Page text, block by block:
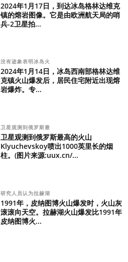
2024年1月17日，到达冰岛格林达维克
镇的熔岩图像。它是由欧洲航天局的哨
兵-2卫星拍...
没有迹象表明冰岛火
2024年1月14日，冰岛西南部格林达维
克镇火山爆发后，居民住宅附近出现熔
岩爆炸。专...
卫星观测到俄罗斯最
卫星观测到俄罗斯最高的火山
Klyuchevskoy喷出1000英里长的烟
柱。(图片来源:uux.cn/...
研究人员认为拉赫湖
1991年，皮纳图博火山爆发时，火山灰
滚滚向天空。拉赫湖火山爆发比1991年
皮纳图博火...